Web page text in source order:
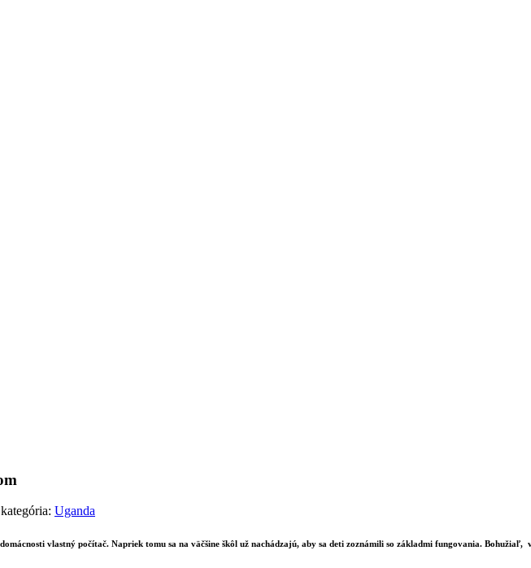
Uganda
vlastný počítač. Napriek tomu sa na väčšine škôl už nachádzajú, aby sa deti zoznámili so základmi fungovania.